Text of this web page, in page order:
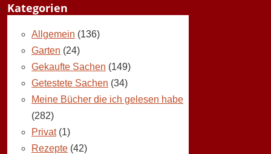
Kategorien
Allgemein (136)
Garten (24)
Gekaufte Sachen (149)
Getestete Sachen (34)
Meine Bücher die ich gelesen habe
(282)
Privat(1)
Rezepte (42)